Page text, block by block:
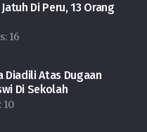
Di Peru, 13 Orang
16
Diadili Atas Dugaan
Di Sekolah
10